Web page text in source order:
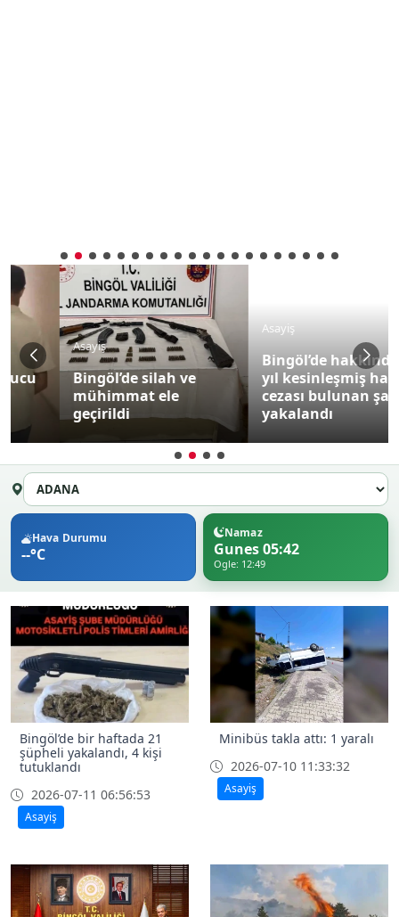
Asayiş
Bingöl’de silah ve
mühimmat ele
geçirildi
Asayiş
Bingöl’de hakkında 6
yıl kesinleşmiş hapis
cezası bulunan şahıs
yakalandı
Hava Durumu
--°C
Namaz
Gunes 05:42
Ogle: 12:49
Bingöl’de bir haftada 21
şüpheli yakalandı, 4 kişi
tutuklandı
2026-07-11 06:56:53
Asayiş
Minibüs takla attı: 1 yaralı
2026-07-10 11:33:32
Asayiş